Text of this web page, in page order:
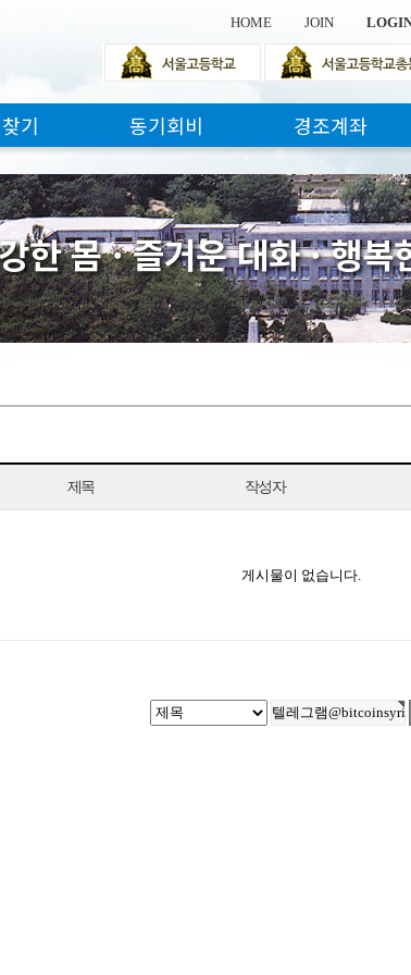
HOME JOIN
기 동기회비 경조계좌
한몸·즐거운대화·행복
제목 작성자
게시물이 없습니다.